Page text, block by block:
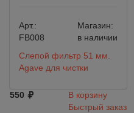
Арт.:
FB008
Магазин:
в наличии
Слепой фильтр 51 мм.
Agave для чистки
550
В корзину
Быстрый заказ